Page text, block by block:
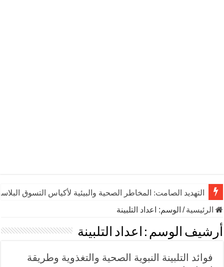
التهديد الصامت: المخاطر الصحية والبيئية لأكياس التسوق
الرئيسية/ الوسم: اعداد التلبينة
أرشيف الوسم : اعداد التلبينة
فوائد التلبينة النبوية الصحية والتغذوية وطريقة